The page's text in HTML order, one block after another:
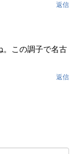
返信
。この調子で名古
返信